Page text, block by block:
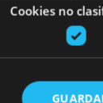
Cookies no